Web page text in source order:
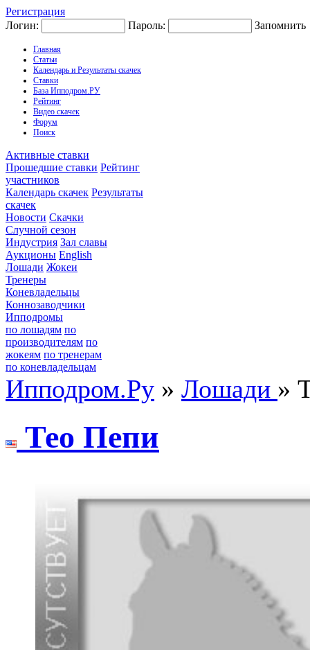
Регистрация
Логин:
Пароль: Запомнить
Главная
Статьи
Календарь и Результаты скачек
Ставки
База Ипподром.РУ
Рейтинг
Видео скачек
Форум
Поиск
Активные ставки
Прошедшие ставки Рейтинг
участников
Календарь скачек Результаты
скачек
Новости Скачки
Случной сезон
Индустрия Зал славы
Аукционы English
Лошади Жокеи
Тренеры
Коневладельцы
Коннозаводчики
Ипподромы
по лошадям по
производителям по
жокеям по тренерам
по коневладельцам
Ипподром.Ру » Лошади »
Тео Пепи